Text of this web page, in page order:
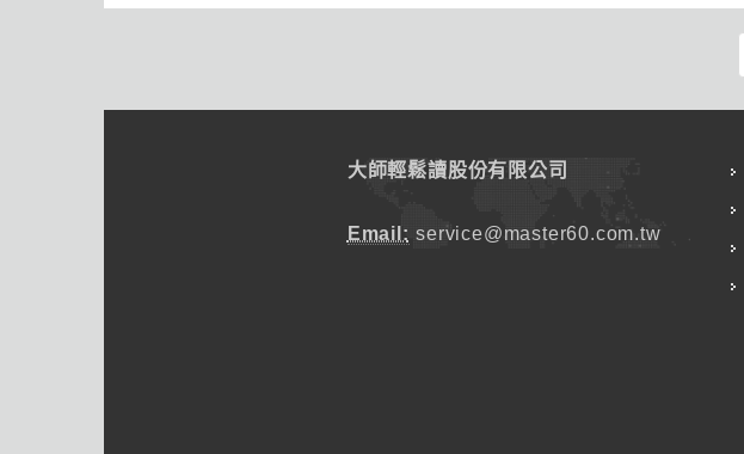
大師輕鬆讀股份有限公司
Email: service@master60.com.tw